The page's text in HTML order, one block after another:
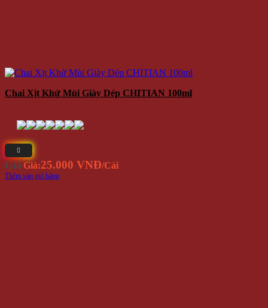
Chai Xịt Khử Mùi Giày Dép CHITIAN 100ml
Giá Giá:25.000 VNĐ/Cái
Thêm vào giỏ hàng